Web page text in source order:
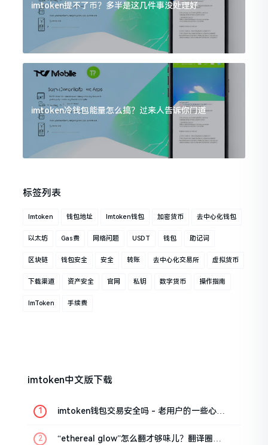
imtoken提不了币？多半是这几件事没处理好
imtoken冷钱包能量怎么搞？过来人告诉你门道
标签列表
Imtoken 钱包地址 Imtoken钱包 加密货币 去中心化钱包
以太坊 Gas费 网络问题 USDT 钱包 助记词
区块链 钱包安全 安全 转账 去中心化交易所 虚拟货币
下载渠道 资产安全 官网 私钥 数字货币 操作指南
ImToken 手续费
imtoken中文版下载
imtoken钱包交易安全吗 - 老用户的一些心里
“ethereal glow”怎么翻才够味儿？翻译圈老